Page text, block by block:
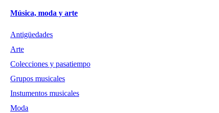
Música, moda y arte
Antigüedades
Arte
Colecciones y pasatiempo
Grupos musicales
Instumentos musicales
Moda